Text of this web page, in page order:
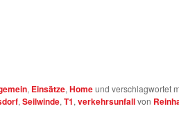
, Einsätze,Homeund verschlagwortet
,Seilwinde,T1,verkehrsunfallvon